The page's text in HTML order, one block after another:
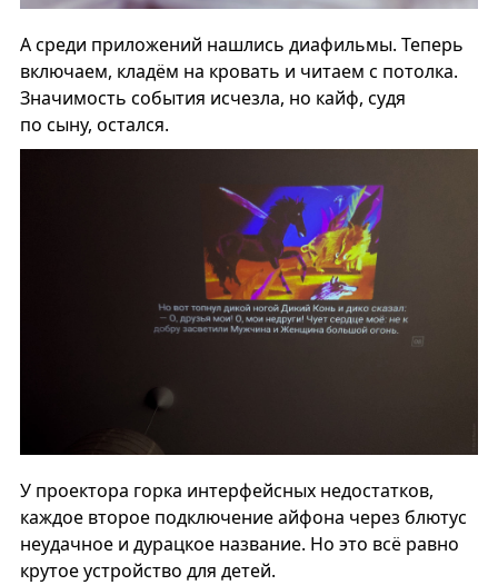
А среди приложений нашлись диафильмы. Теперь
включаем, кладём на кровать и читаем с потолка.
Значимость события исчезла, но кайф, судя
по сыну, остался.
У проектора горка интерфейсных недостатков,
каждое второе подключение айфона через блютус
неудачное и дурацкое название. Но это всё равно
крутое устройство для детей.